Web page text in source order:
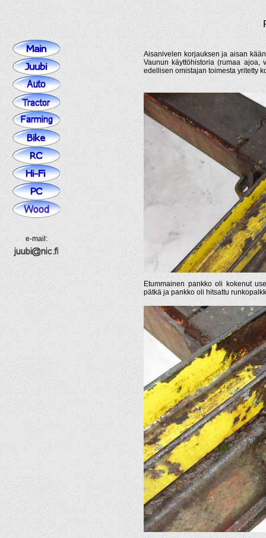
e-mail:
Aisanivelen korjauksen ja aisan
Vaunun käyttöhistoria (rumaa ajoa,
edellisen omistajan toimesta yritetty
Etummainen pankko oli kokenut
pätkä ja pankko oli hitsattu